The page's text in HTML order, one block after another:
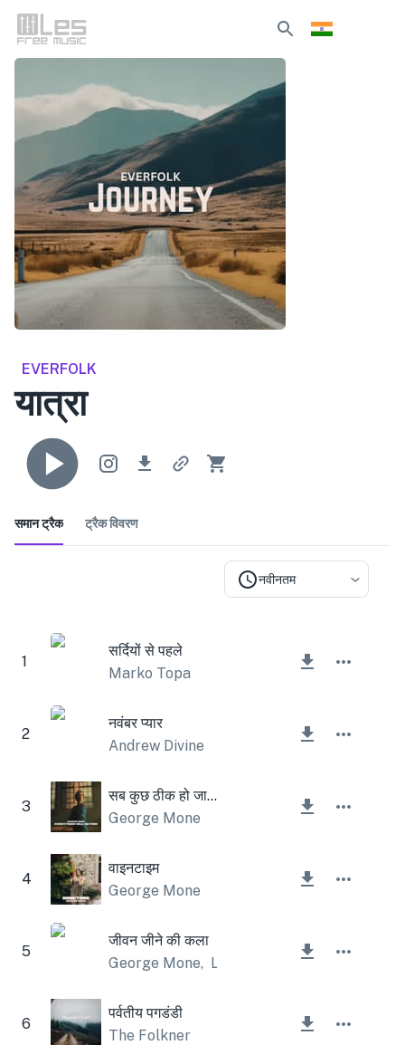
EVERFOLK
यात्रा
समान ट्रैक ट्रैक विवरण
नवीनतम
1
सर्दियों से पहले
Marko Topa
2
नवंबर प्यार
Andrew Divine
3
सब कुछ ठीक हो जाएगा
George Mone
4
वाइनटाइम
George Mone
5
जीवन जीने की कला
George Mone, Lesfm
6
पर्वतीय पगडंडी
The Folkner